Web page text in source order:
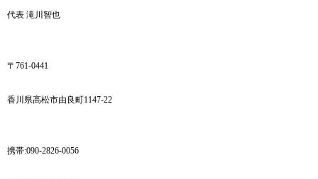
代表 滝川智也
〒761-0441
香川県高松市由良町1147-22
携帯:090-2826-0056